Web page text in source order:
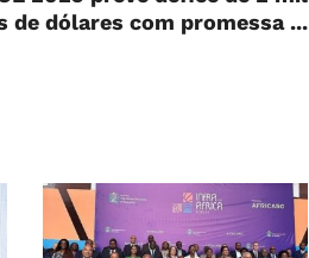
de dólares com promessa ...